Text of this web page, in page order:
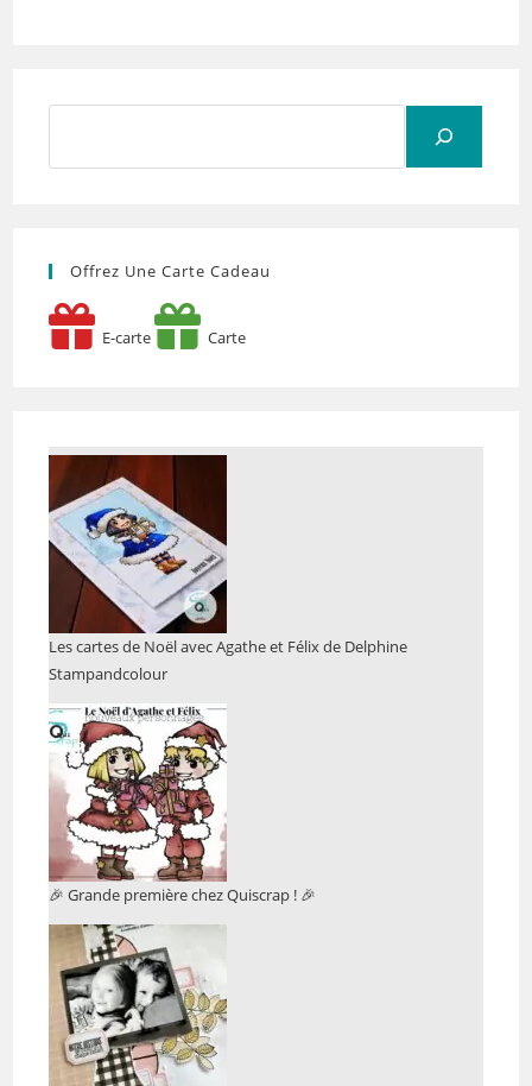
Offrez Une Carte Cadeau
E-carte Carte
Les cartes de Noël avec Agathe et Félix de Delphine
Stampandcolour
🎉 Grande première chez Quiscrap ! 🎉